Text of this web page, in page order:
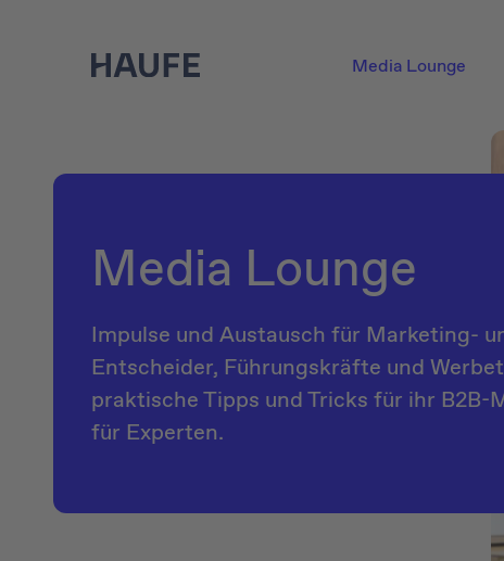
Media Lounge
Media Lounge
Impulse und Austausch für Marketing-
Entscheider, Führungskräfte und
praktische Tipps und Tricks für ihr B2B-
für Experten.